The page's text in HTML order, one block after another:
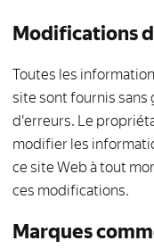
Modifications
Toutes les
site sont fournis sans
d'erreurs. Le
modifier les
ce site Web à tout
ces modifications.
Marques